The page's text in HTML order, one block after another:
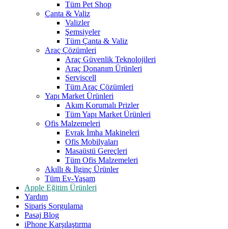
Tüm Pet Shop
Çanta & Valiz
Valizler
Şemsiyeler
Tüm Çanta & Valiz
Araç Çözümleri
Araç Güvenlik Teknolojileri
Araç Donanım Ürünleri
Serviscell
Tüm Araç Çözümleri
Yapı Market Ürünleri
Akım Korumalı Prizler
Tüm Yapı Market Ürünleri
Ofis Malzemeleri
Evrak İmha Makineleri
Ofis Mobilyaları
Masaüstü Gereçleri
Tüm Ofis Malzemeleri
Akıllı & İlginç Ürünler
Tüm Ev-Yaşam
Apple Eğitim Ürünleri
Yardım
Sipariş Sorgulama
Pasaj Blog
iPhone Karşılaştırma